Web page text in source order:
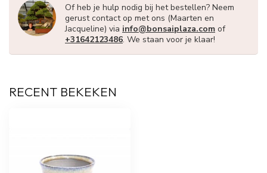
Of heb je hulp nodig bij het bestellen? Neem
gerust contact op met ons (Maarten en
Jacqueline) via info@bonsaiplaza.com of
+31642123486. We staan voor je klaar!
RECENT BEKEKEN